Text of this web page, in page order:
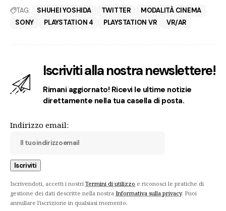
TAG: SHUHEI YOSHIDA TWITTER
MODALITÀ CINEMA
SONY
PLAYSTATION 4 PLAYSTATION VR VR/AR
Iscriviti alla nostra newslettere!
Rimani aggiornato! Ricevi le ultime notizie
direttamente nella tua casella di posta.
Indirizzo email:
Iscrivendoti, accetti i nostri Termini di utilizzo e riconosci le pratiche di
gestione dei dati descritte nella nostra Informativa sulla privacy. Puoi
annullare l'iscrizione in qualsiasi momento.